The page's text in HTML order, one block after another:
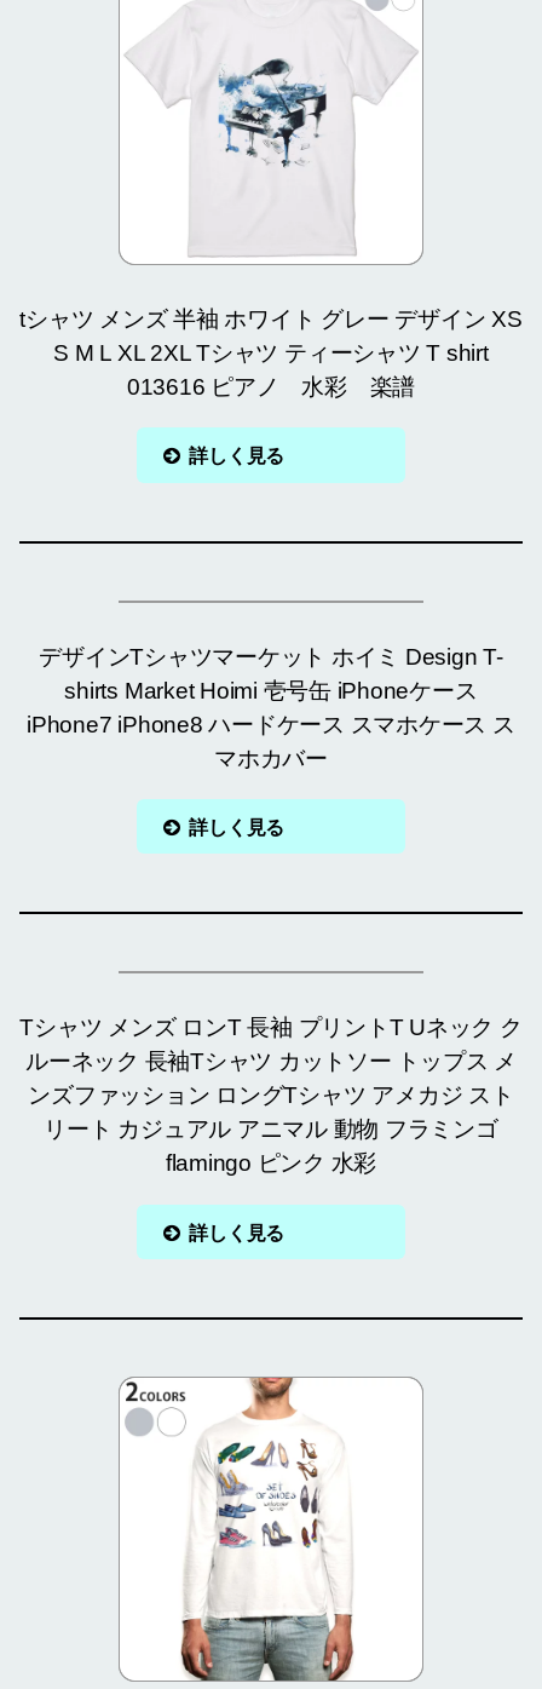
tシャツ メンズ 半袖 ホワイト グレー デザイン XS
S M L XL 2XL Tシャツ ティーシャツ T shirt
013616 ピアノ 水彩 楽譜
詳しく見る
デザインTシャツマーケット ホイミ Design T-
shirts Market Hoimi 壱号缶 iPhoneケース
iPhone7 iPhone8 ハードケース スマホケース ス
マホカバー
詳しく見る
Tシャツ メンズ ロンT 長袖 プリントT Uネック ク
ルーネック 長袖Tシャツ カットソー トップス メ
ンズファッション ロングTシャツ アメカジ スト
リート カジュアル アニマル 動物 フラミンゴ
flamingo ピンク 水彩
詳しく見る